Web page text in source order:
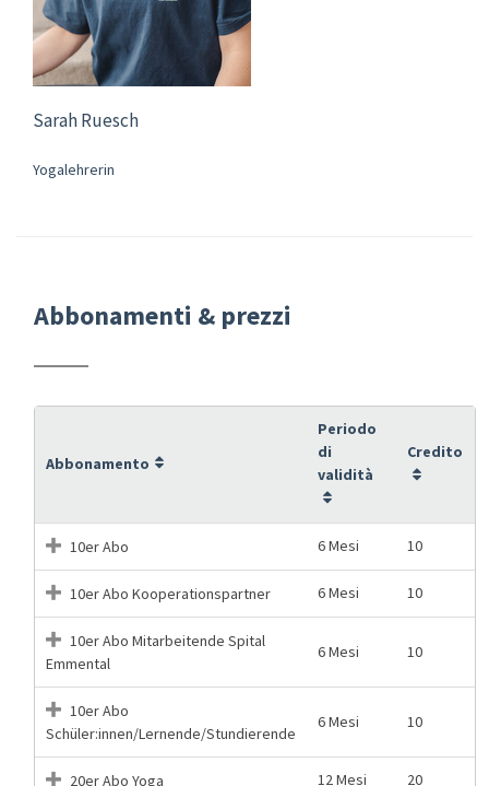
Sarah Ruesch
Yogalehrerin
Abbonamenti & prezzi
Abbonamento
Periodo
di
validità
Credito
10er Abo 6 Mesi 10
10er Abo Kooperationspartner 6 Mesi 10
10er Abo Mitarbeitende Spital
Emmental
6 Mesi 10
10er Abo
Schüler:innen/Lernende/Stundierende
6 Mesi 10
20er Abo Yoga 12 Mesi 20